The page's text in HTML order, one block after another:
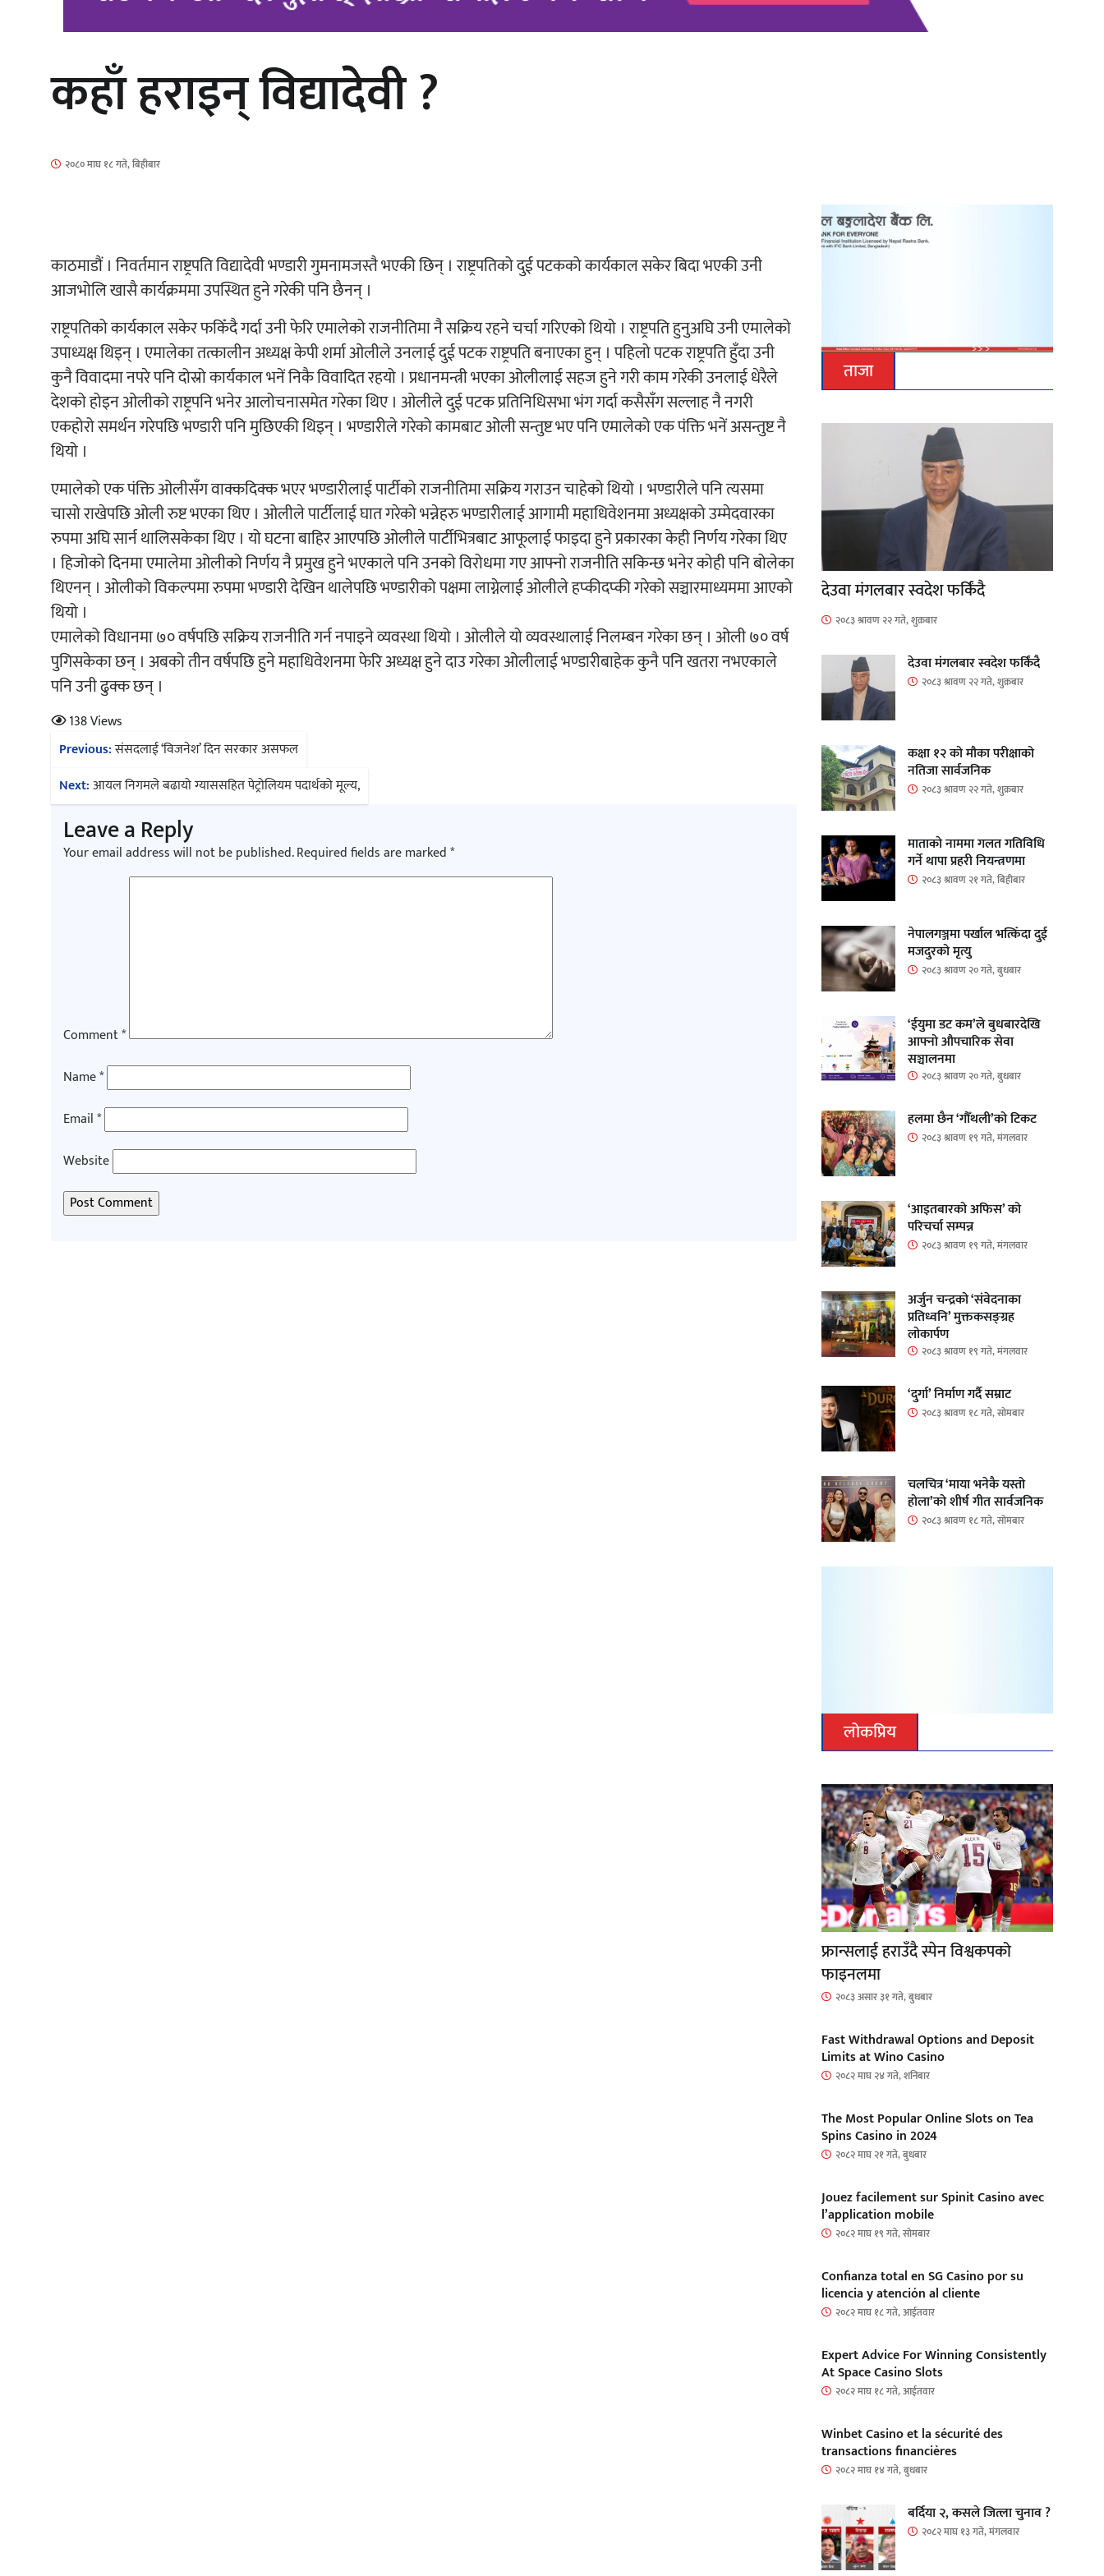
‘आइतबारको अफिस’ को परिचर्चा सम्पन्न
कहाँ हराइन् विद्यादेवी ?
२०८० माघ १८ गते, बिहीबार
काठमाडौं । निवर्तमान राष्ट्रपति विद्यादेवी भण्डारी गुमनामजस्तै भएकी छिन् । राष्ट्रपतिको दुई पटकको कार्यकाल सकेर बिदा भएकी उनी
आजभोलि खासै कार्यक्रममा उपस्थित हुने गरेकी पनि छैनन् ।
राष्ट्रपतिको कार्यकाल सकेर फकिँदै गर्दा उनी फेरि एमालेको राजनीतिमा नै सक्रिय रहने चर्चा गरिएको थियो । राष्ट्रपति हुनुअघि उनी एमालेको
उपाध्यक्ष थिइन् । एमालेका तत्कालीन अध्यक्ष केपी शर्मा ओलीले उनलाई दुई पटक राष्ट्रपति बनाएका हुन् । पहिलो पटक राष्ट्रपति हुँदा उनी
कुनै विवादमा नपरे पनि दोस्रो कार्यकाल भनें निकै विवादित रहयो । प्रधानमन्त्री भएका ओलीलाई सहज हुने गरी काम गरेकी उनलाई धेरैले
देशको होइन ओलीको राष्ट्रपनि भनेर आलोचनासमेत गरेका थिए । ओलीले दुई पटक प्रतिनिधिसभा भंग गर्दा कसैसँग सल्लाह नै नगरी
एकहोरो समर्थन गरेपछि भण्डारी पनि मुछिएकी थिइन् । भण्डारीले गरेको कामबाट ओली सन्तुष्ट भए पनि एमालेको एक पंक्ति भनें असन्तुष्ट नै
थियो ।
एमालेको एक पंक्ति ओलीसँग वाक्कदिक्क भएर भण्डारीलाई पार्टीको राजनीतिमा सक्रिय गराउन चाहेको थियो । भण्डारीले पनि त्यसमा
चासो राखेपछि ओली रुष्ट भएका थिए । ओलीले पार्टीलाई घात गरेको भन्नेहरु भण्डारीलाई आगामी महाधिवेशनमा अध्यक्षको उम्मेदवारका
रुपमा अघि सार्न थालिसकेका थिए । यो घटना बाहिर आएपछि ओलीले पार्टीभित्रबाट आफूलाई फाइदा हुने प्रकारका केही निर्णय गरेका थिए
। हिजोको दिनमा एमालेमा ओलीको निर्णय नै प्रमुख हुने भएकाले पनि उनको विरोधमा गए आफ्नो राजनीति सकिन्छ भनेर कोही पनि बोलेका
थिएनन् । ओलीको विकल्पमा रुपमा भण्डारी देखिन थालेपछि भण्डारीको पक्षमा लाग्नेलाई ओलीले हप्कीदप्की गरेको सञ्चारमाध्यममा आएको
थियो ।
एमालेको विधानमा ७० वर्षपछि सक्रिय राजनीति गर्न नपाइने व्यवस्था थियो । ओलीले यो व्यवस्थालाई निलम्बन गरेका छन् । ओली ७० वर्ष
पुगिसकेका छन् । अबको तीन वर्षपछि हुने महाधिवेशनमा फेरि अध्यक्ष हुने दाउ गरेका ओलीलाई भण्डारीबाहेक कुनै पनि खतरा नभएकाले
पनि उनी ढुक्क छन् ।
138 Views
Post
navigation
Previous:संसदलाई ‘विजनेश’ दिन सरकार असफल
Next:आयल निगमले बढायो ग्याससहित पेट्रोलियम पदार्थको मूल्य,
Leave a Reply
Your email address will not be published.Required fields are marked*
Comment*
Name*
Email*
Website
ताजा
देउवा मंगलबार स्वदेश फर्किंदै
२०८३ श्रावण २२ गते, शुक्रबार
देउवा मंगलबार स्वदेश फर्किंदै
२०८३ श्रावण २२ गते, शुक्रबार
कक्षा १२ को मौका परीक्षाको
नतिजा सार्वजनिक
२०८३ श्रावण २२ गते, शुक्रबार
माताकाे नाममा गलत गतिविधि
गर्ने थापा प्रहरी नियन्त्रणमा
२०८३ श्रावण २१ गते, बिहीबार
नेपालगञ्जमा पर्खाल भत्किँदा दुई
मजदुरको मृत्यु
२०८३ श्रावण २० गते, बुधबार
‘ईयुमा डट कम’ले बुधबारदेखि
आफ्नो औपचारिक सेवा
सञ्चालनमा
२०८३ श्रावण २० गते, बुधबार
हलमा छैन ‘गौँथली’को टिकट
२०८३ श्रावण १९ गते, मंगलवार
‘आइतबारको अफिस’ को
परिचर्चा सम्पन्न
२०८३ श्रावण १९ गते, मंगलवार
अर्जुन चन्द्रको ‘संवेदनाका
प्रतिध्वनि’ मुक्तकसङ्ग्रह
लोकार्पण
२०८३ श्रावण १९ गते, मंगलवार
‘दुर्गा’ निर्माण गर्दै सम्राट
२०८३ श्रावण १८ गते, सोमबार
चलचित्र ‘माया भनेकै यस्तो
होला’को शीर्ष गीत सार्वजनिक
२०८३ श्रावण १८ गते, सोमबार
लोकप्रिय
फ्रान्सलाई हराउँदै स्पेन विश्वकपको
फाइनलमा
२०८३ असार ३१ गते, बुधबार
Fast Withdrawal Options and Deposit
Limits at Wino Casino
२०८२ माघ २४ गते, शनिबार
The Most Popular Online Slots on Tea
Spins Casino in 2024
२०८२ माघ २१ गते, बुधबार
Jouez facilement sur Spinit Casino avec
l’application mobile
२०८२ माघ १९ गते, सोमबार
Confianza total en SG Casino por su
licencia y atención al cliente
२०८२ माघ १८ गते, आईतवार
Expert Advice For Winning Consistently
At Space Casino Slots
२०८२ माघ १८ गते, आईतवार
Winbet Casino et la sécurité des
transactions financières
२०८२ माघ १४ गते, बुधबार
बर्दिया २, कसले जित्ला चुनाव ?
२०८२ माघ १३ गते, मंगलवार